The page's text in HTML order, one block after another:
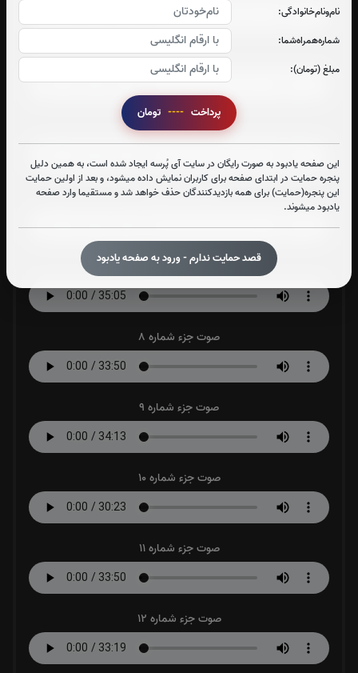
نام‌و‌نام‌خانوادگی:
شماره‌همراه‌شما:
مبلغ (تومان):
پرداخت ----
این صفحه یادبود به صورت رایگان در سایت آی پُرسه ایجاد شده است، به همین دلیل
پنجره حمایت در ابتدای صفحه برای کاربران نمایش داده میشود، و بعد از اولین حمایت
این پنجره(حمایت) برای همه بازدیدکنندگان حذف خواهد شد و مستقیما وارد صفحه
یادبود میشوند.
قصد حمایت ندارم - ورود به صفحه یادبود
صوت جزء شماره 4
صوت جزء شماره 5
صوت جزء شماره 6
صوت جزء شماره 7
صوت جزء شماره 8
صوت جزء شماره 9
صوت جزء شماره 10
صوت جزء شماره 11
صوت جزء شماره 12